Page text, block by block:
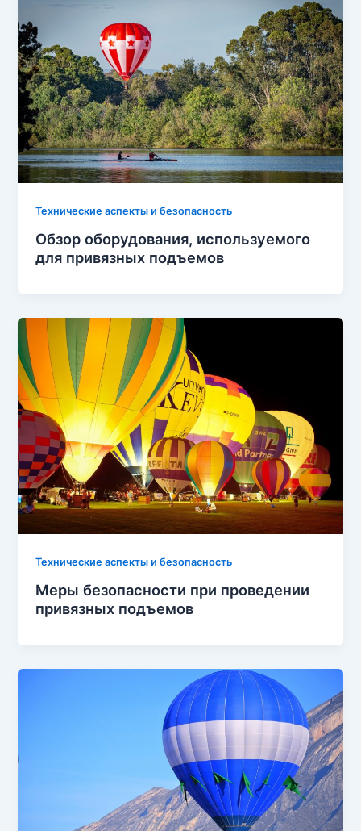
Технические аспекты и безопасность
Обзор оборудования, используемого
для привязных подъемов
Технические аспекты и безопасность
Меры безопасности при проведении
привязных подъемов